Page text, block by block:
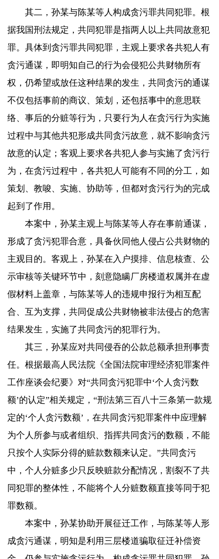
其二，孙某与陈某等人构成贪污罪共同犯罪。根
据我国刑法规定，共同犯罪是指两人以上共同故意犯
罪。具体到贪污罪共同犯罪，主观上要求各共犯人有
贪污通谋，即明知自己的行为会侵犯公共财物所有
权，仍希望或放任这种结果的发生，共同贪污的通谋
不仅包括事前的商议、策划，还包括事中的意思联
络、事后的分赃等行为，只要行为人在贪污行为实施
过程中与其他共犯形成共同贪污故意，就不影响贪污
故意的认定；客观上要求各共犯人参与实施了贪污行
为，在贪污过程中，各共犯人可能有不同的分工，如
策划、教唆、实施、协助等，但都对贪污行为的完成
起到了作用。
本案中，孙某主观上与陈某等人存在事前通谋，
形成了贪污犯罪合意，具备伙同他人侵占公共财物的
主观目的。客观上，孙某在入户摸排、信息核查、公
示审核等关键环节中，刻意隐瞒厂房楼道权属并在虚
假材料上盖章，与陈某等人的违规申报行为相互配
合、互为支撑，共同促成公共财物被非法侵占的危害
结果发生，实施了共同贪污的犯罪行为。
其三，孙某应对共同侵吞的公款总额承担刑事责
任。根据最高人民法院《全国法院审理经济犯罪案件
工作座谈会纪要》对“共同贪污犯罪中‘个人贪污数
额’的认定”相关规定，“刑法第三百八十三条第一款规
定的‘个人贪污数额’，在共同贪污犯罪案件中应理解
为个人所参与或者组织、指挥共同贪污的数额，不能
只按个人实际分得的赃款数额来认定。”共同贪污
中，个人分赃多少只反映赃款分配情况，割裂不了共
同犯罪的整体性，不能将个人分赃数额直接等同于犯
罪数额。
本案中，孙某协助开展征迁工作，与陈某等人形
成贪污通谋，明知是利用三层楼道骗取征迁补偿资